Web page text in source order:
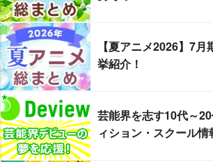
【夏アニメ2026】7
挙紹介！
芸能界を志す10代～
ィション・スクール